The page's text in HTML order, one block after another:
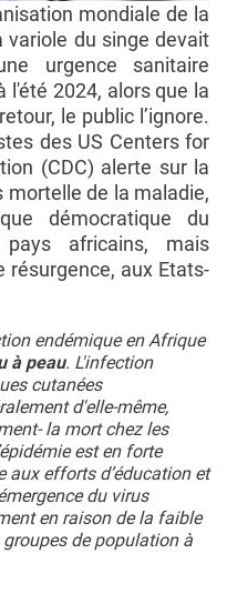
mondiale de la
variole du singe devait
urgence sanitaire
l'été 2024, alors que la
le public l’ignore.
des US Centers for
(CDC) alerte sur la
mortelle de la maladie,
démocratique du
africains, mais
résurgence, aux Etats-
endémique en Afrique
à peau. L'infection
cutanées
d'elle-même,
la mort chez les
est en forte
efforts d’éducation et
du virus
en raison de la faible
de population à